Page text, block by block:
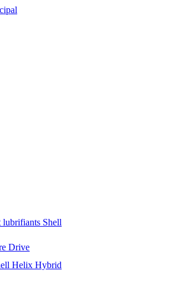
lubrifiants Shell
Drive
Helix Hybrid